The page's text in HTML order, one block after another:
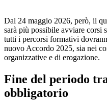
Dal 24 maggio 2026, però, il
sarà più possibile avviare corsi
tutti i percorsi formativi
nuovo Accordo 2025, sia nei
organizzative e di erogazione.
Fine del periodo
obbligatorio